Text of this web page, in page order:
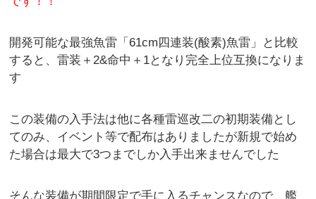
開発可能な最強魚雷「61cm四連装(酸素)魚雷」と比較
すると、雷装＋2&命中＋1となり完全上位互換になりま
す
この装備の入手法は他に各種雷巡改二の初期装備とし
てのみ、イベント等で配布はありましたが新規で始め
た場合は最大で3つまでしか入手出来ませんでした
そんな装備が期間限定で手に入るチャンスなので、艦